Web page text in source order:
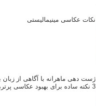
نکات عکاسی مینیمالیستی
ژست دهی ماهرانه با آگاهی از
3 نکته ساده برای بهبود عکاسی پرتره